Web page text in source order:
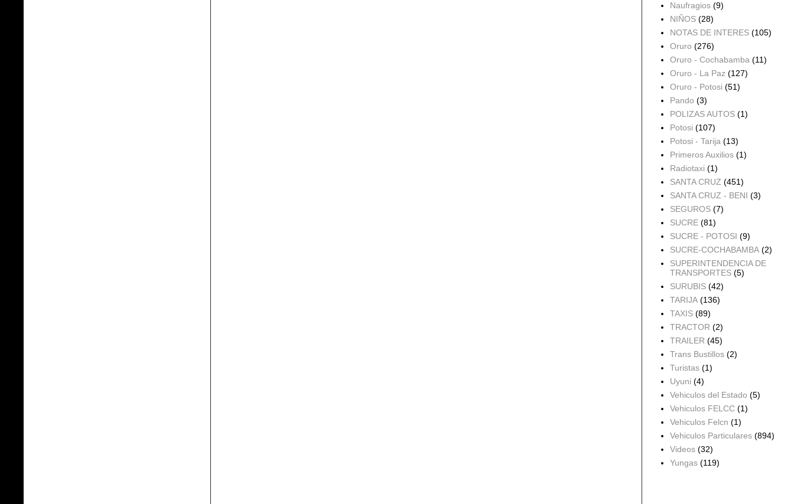
Naufragios (9)
NIÑOS (28)
NOTAS DE INTERES (105)
Oruro (276)
Oruro - Cochabamba (11)
Oruro - La Paz (127)
Oruro - Potosi (51)
Pando (3)
POLIZAS AUTOS (1)
Potosi (107)
Potosi - Tarija (13)
Primeros Auxilios (1)
Radiotaxi (1)
SANTA CRUZ (451)
SANTA CRUZ - BENI (3)
SEGUROS (7)
SUCRE (81)
SUCRE - POTOSI (9)
SUCRE-COCHABAMBA (2)
SUPERINTENDENCIA DE
TRANSPORTES (5)
SURUBIS (42)
TARIJA (136)
TAXIS (89)
TRACTOR (2)
TRAILER (45)
Trans Bustillos (2)
Turistas (1)
Uyuni (4)
Vehiculos del Estado (5)
Vehiculos FELCC (1)
Vehiculos Felcn (1)
Vehiculos Particulares (894)
Videos (32)
Yungas (119)